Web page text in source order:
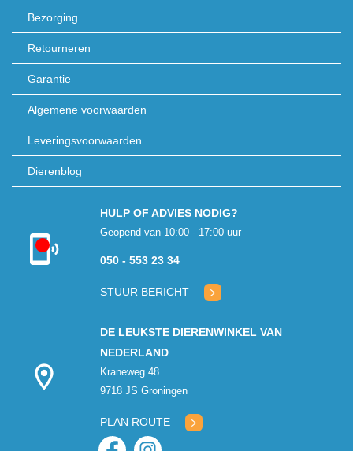
Bezorging
Retourneren
Garantie
Algemene voorwaarden
Leveringsvoorwaarden
Dierenblog
Kon niet
verbinden met
HULP OF ADVIES NODIG?
Geopend van 10:00 - 17:00 uur
050 - 553 23 34
STUUR BERICHT
DE LEUKSTE DIERENWINKEL VAN
NEDERLAND
Kraneweg 48
9718 JS Groningen
PLAN ROUTE